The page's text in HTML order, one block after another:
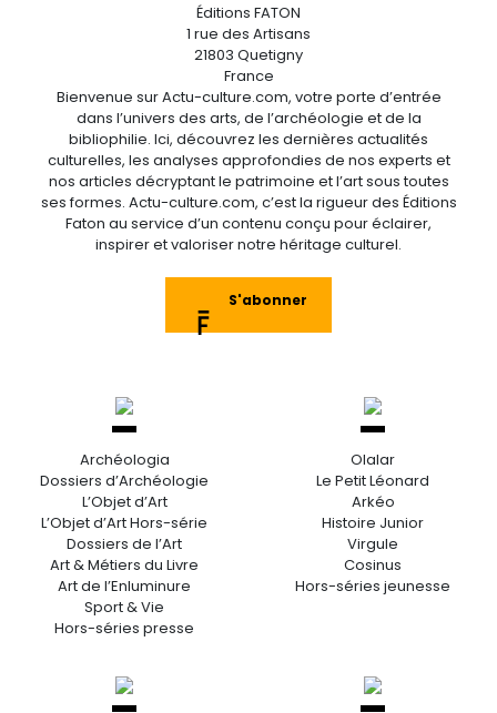
Éditions FATON
1 rue des Artisans
21803 Quetigny
France
Bienvenue sur Actu-culture.com, votre porte d’entrée
dans l’univers des arts, de l’archéologie et de la
bibliophilie. Ici, découvrez les dernières actualités
culturelles, les analyses approfondies de nos experts et
nos articles décryptant le patrimoine et l’art sous toutes
ses formes. Actu-culture.com, c’est la rigueur des Éditions
Faton au service d’un contenu conçu pour éclairer,
inspirer et valoriser notre héritage culturel.
S'abonner
Archéologia
Dossiers d’Archéologie
L’Objet d’Art
L’Objet d’Art Hors-série
Dossiers de l’Art
Art & Métiers du Livre
Art de l’Enluminure
Sport & Vie
Hors-séries presse
Olalar
Le Petit Léonard
Arkéo
Histoire Junior
Virgule
Cosinus
Hors-séries jeunesse